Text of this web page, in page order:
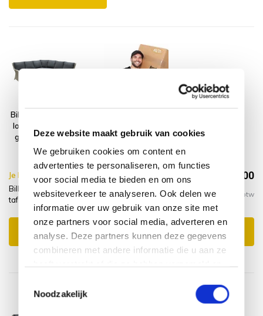
Deze website maakt gebruik van cookies
We gebruiken cookies om content en
advertenties te personaliseren, om functies
voor social media te bieden en om ons
websiteverkeer te analyseren. Ook delen we
informatie over uw gebruik van onze site met
onze partners voor social media, adverteren en
analyse. Deze partners kunnen deze gegevens
combineren met andere informatie die u aan ze
Noodzakelijk
Bilbao hoek dining
loungeset 4 delig
grijs verstelbare
tafel
geen afval
Je bespaart €10.00,- €2.500,00
Bilbao hoek dining loungeset 4 delig grijs verstelbare
tafel + montage levering
Incl. btw
Toevoegen aan winkelwagen